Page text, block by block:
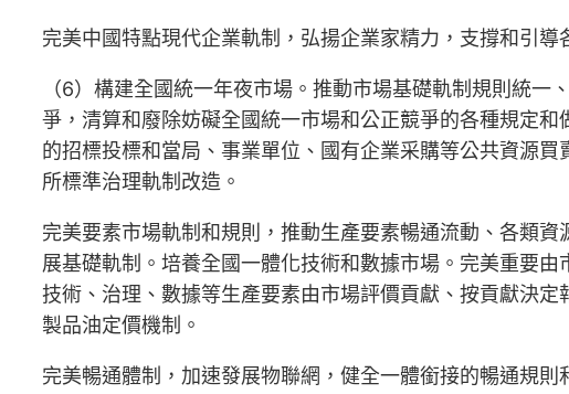
完美中國特點現代企業軌制，弘揚企業家精力，支撐和引
（6）構建全國統一年夜市場。推動市場基礎軌制規則統
爭，清算和廢除妨礙全國統一市場和公正競爭的各種規定
的招標投標和當局、事業單位、國有企業采購等公共資源
所標準治理軌制改造。
完美要素市場軌制和規則，推動生產要素暢通流動、各類
展基礎軌制。培養全國一體化技術和數據市場。完美重要
技術、治理、數據等生產要素由市場評價貢獻、按貢獻決
製品油定價機制。
完美暢通體制，加速發展物聯網，健全一體銜接的暢通規